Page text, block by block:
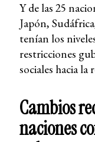
Y de las 25
Japón,
tenían los
restricciones
sociales hacia la
Cambios
naciones